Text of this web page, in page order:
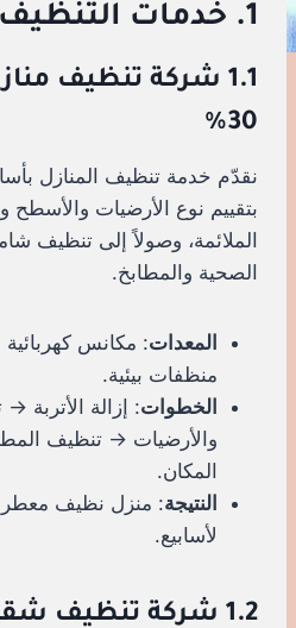
1. خدمات التنظيف المنزلية
1.1 شركة تنظيف
30%
نقدّم خدمة تنظيف المنازل
بتقييم نوع الأرضيات والأسطح
الملائمة، وصولاً إلى تنظيف
الصحية والمطابخ.
المعدات: مكانس كهربائية
منظفات بيئية.
الخطوات: إزالة الأتربة
والأرضيات → تنظيف
المكان.
النتيجة: منزل نظيف معطر
لأسابيع.
1.2 شركة تنظيف